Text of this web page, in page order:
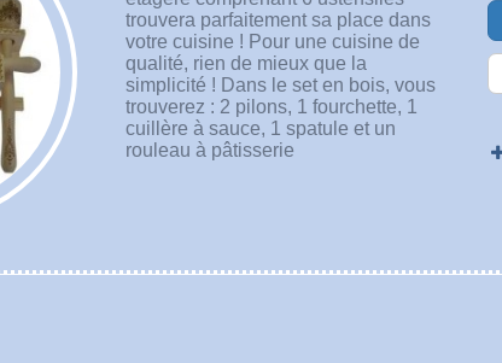
trouvera parfaitement sa place dans
votre cuisine ! Pour une cuisine de
qualité, rien de mieux que la
simplicité ! Dans le set en bois, vous
trouverez : 2 pilons, 1 fourchette, 1
cuillère à sauce, 1 spatule et un
rouleau à pâtisserie